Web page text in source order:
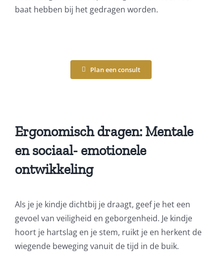
baat hebben bij het gedragen worden.
Plan een consult
Ergonomisch dragen: Mentale
en sociaal- emotionele
ontwikkeling
Als je je kindje dichtbij je draagt, geef je het een
gevoel van veiligheid en geborgenheid. Je kindje
hoort je hartslag en je stem, ruikt je en herkent de
wiegende beweging vanuit de tijd in de buik.